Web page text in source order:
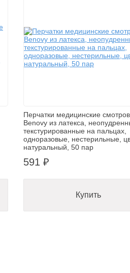
Перчатки медицинские
Benovy из латекса,
текстурированные на пальцах,
одноразовые, нестерильные,
натуральный, 50 пар
591 ₽
Купить